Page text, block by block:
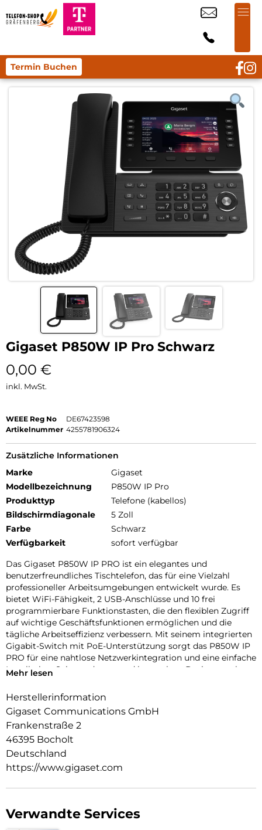
Termin Buchen
Gigaset P850W IP Pro Schwarz
0,00 €
inkl. MwSt.
WEEE Reg No
DE67423598
Artikelnummer 4255781906324
Zusätzliche Informationen
Marke
Gigaset
Modellbezeichnung
P850W IP Pro
Produkttyp
Telefone (kabellos)
Bildschirmdiagonale
5 Zoll
Farbe
Schwarz
Verfügbarkeit
sofort verfügbar
Das Gigaset P850W IP PRO ist ein elegantes und
benutzerfreundliches Tischtelefon, das für eine Vielzahl
professioneller Arbeitsumgebungen entwickelt wurde. Es
bietet WiFi-Fähigkeit, 2 USB-Anschlüsse und 10 frei
programmierbare Funktionstasten, die den flexiblen Zugriff
auf wichtige Geschäfts­funktionen ermöglichen und die
tägliche Arbeits­effizienz verbessern. Mit seinem integrierten
Gigabit-Switch mit PoE-Unterstützung sorgt das P850W IP
PRO für eine nahtlose Netzwerk­integration und eine einfache
Installation. Sein modernes und kompaktes Design macht es
P850W IP PRO setzt einen neuen Maßstab in der IP-Telefonie
Leistung und fortschrittliche Konnektivität.
2-Port-Gigabit-Ethernet-Switch (RJ45) mit Power over
Ethernet (PoE)-Funktionalität
Mehr lesen
Herstellerinformation
Gigaset Communications GmbH
Frankenstraße 2
46395 Bocholt
Deutschland
https://www.gigaset.com
Verwandte Services